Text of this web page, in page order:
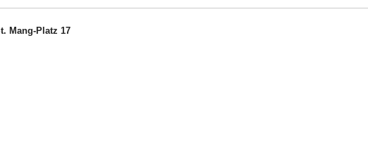
Mang-Platz 17